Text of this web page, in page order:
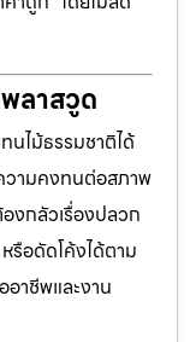
ลาสวูด
นไม้ธรรมชาติได้
วามคงทนต่อสภาพ
งกลัวเรื่องปลวก
รือดัดโค้งได้ตาม
าชีพและงาน